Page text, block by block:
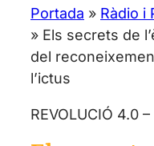
Portada » Ràdio i
» Els secrets de
del
l’ictus
REVOLUCIÓ 4.0